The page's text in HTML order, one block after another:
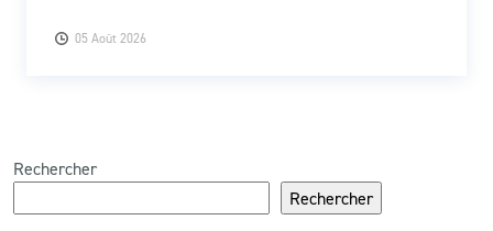
05 Août 2026
Rechercher
Rechercher